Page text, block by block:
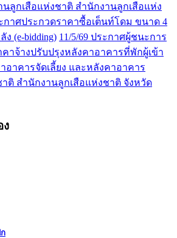
ลูกเสือแห่งชาติ สำนักงานลูกเสือแห่ง
ะกาศประกวดราคาซื้อเต็นท์โดม ขนาด 4
(e-bidding) 11/5/69 ประกาศผู้ชนะการ
าจ้างปรับปรุงหลังคาอาคารที่พักผู้เข้า
อาคารจัดเลี้ยง และหลังคาอาคาร
ติ สำนักงานลูกเสือแห่งชาติ จังหวัด
ง